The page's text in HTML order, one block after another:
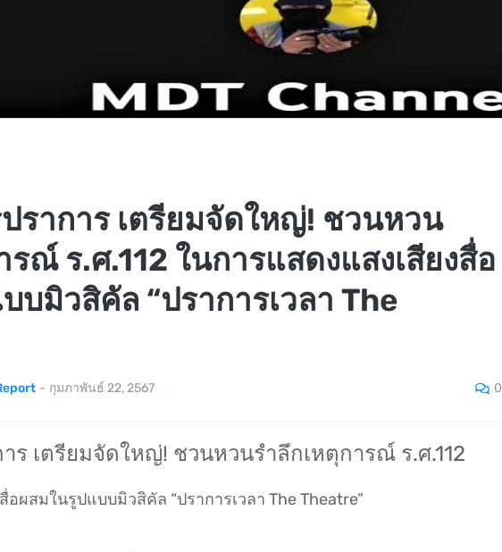
ราการ เตรียมจัดใหญ่! ชวนหวน
รณ์ ร.ศ.112 ในการแสดงแสงเสียงสื่อ
บมิวสิคัล “ปราการเวลา The
- กุมภาพันธ์ 22, 2567 0
ร เตรียมจัดใหญ่! ชวนหวนรำลึกเหตุการณ์ ร.ศ.112
อผสมในรูปแบบมิวสิคัล “ปราการเวลา The Theatre”